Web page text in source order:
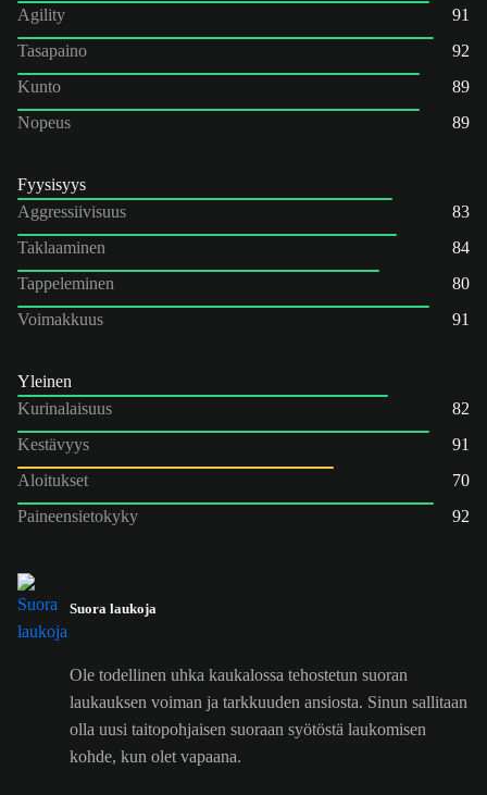
Agility
91
Tasapaino
92
Kunto
89
Nopeus
89
Fyysisyys
Aggressiivisuus
83
Taklaaminen
84
Tappeleminen
80
Voimakkuus
91
Yleinen
Kurinalaisuus
82
Kestävyys
91
Aloitukset
70
Paineensietokyky
92
Suora laukoja
Ole todellinen uhka kaukalossa tehostetun suoran
laukauksen voiman ja tarkkuuden ansiosta. Sinun sallitaan
olla uusi taitopohjaisen suoraan syötöstä laukomisen
kohde, kun olet vapaana.